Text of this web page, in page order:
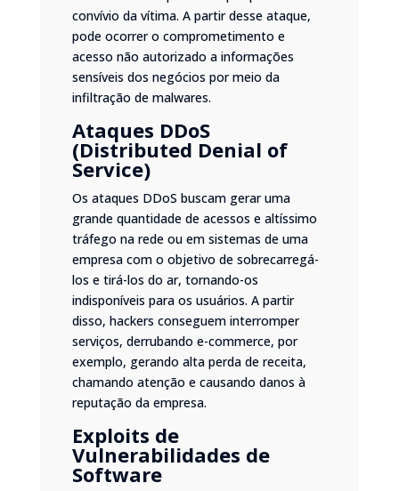
convívio da vítima. A partir desse ataque,
pode ocorrer o comprometimento e
acesso não autorizado a informações
sensíveis dos negócios por meio da
infiltração de malwares.
Ataques DDoS
(Distributed Denial of
Service)
Os ataques DDoS buscam gerar uma
grande quantidade de acessos e altíssimo
tráfego na rede ou em sistemas de uma
empresa com o objetivo de sobrecarregá-
los e tirá-los do ar, tornando-os
indisponíveis para os usuários. A partir
disso, hackers conseguem interromper
serviços, derrubando e-commerce, por
exemplo, gerando alta perda de receita,
chamando atenção e causando danos à
reputação da empresa.
Exploits de
Vulnerabilidades de
Software